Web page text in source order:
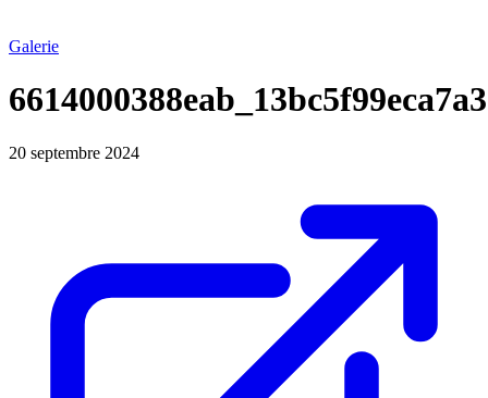
Galerie
20 septembre 2024